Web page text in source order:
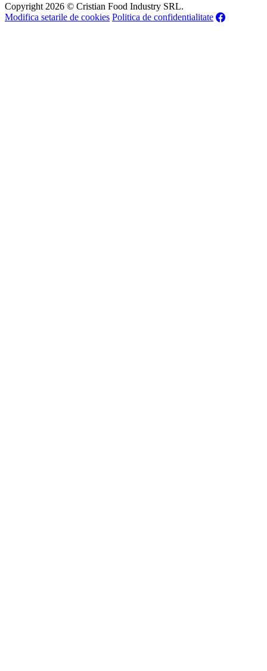
Copyright 2026 © Cristian Food Industry SRL.
Modifica setarile de cookies Politica de confidentialitate